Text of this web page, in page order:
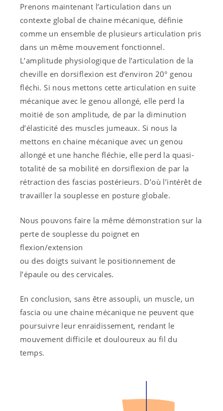
Prenons maintenant l’articulation dans un
contexte global de chaine mécanique, définie
comme un ensemble de plusieurs articulation pris
dans un même mouvement fonctionnel.
L’amplitude physiologique de l’articulation de la
cheville en dorsiflexion est d’environ 20° genou
fléchi. Si nous mettons cette articulation en suite
mécanique avec le genou allongé, elle perd la
moitié de son amplitude, de par la diminution
d’élasticité des muscles jumeaux. Si nous la
mettons en chaine mécanique avec un genou
allongé et une hanche fléchie, elle perd la quasi-
totalité de sa mobilité en dorsiflexion de par la
rétraction des fascias postérieurs. D’où l’intérêt de
travailler la souplesse en posture globale.
Nous pouvons faire la même démonstration sur la
perte de souplesse du poignet en
flexion/extension
ou des doigts suivant le positionnement de
l’épaule ou des cervicales.
En conclusion, sans être assoupli, un muscle, un
fascia ou une chaine mécanique ne peuvent que
poursuivre leur enraidissement, rendant le
mouvement difficile et douloureux au fil du
temps.